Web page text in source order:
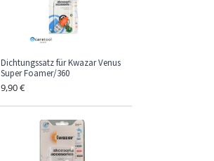
Dichtungssatz für Kwazar Venus
Super Foamer/360
9,90€